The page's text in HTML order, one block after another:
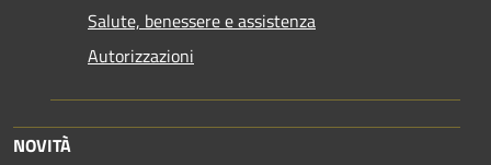
Salute, benessere e assistenza
Autorizzazioni
NOVITÀ